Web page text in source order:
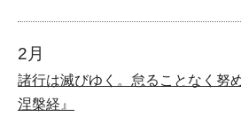
2月
諸行は滅びゆく。怠ることなく
涅槃経』